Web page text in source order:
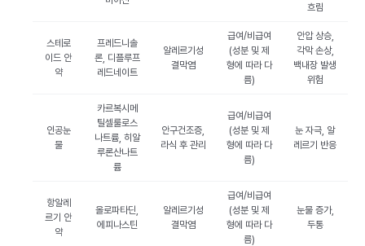
흐림
스테로
이드 안
약
프레드니솔
론, 디플루프
레드네이트
알레르기성
결막염
급여/비급여
(성분 및 제
형에 따라 다
름)
안압 상승,
각막 손상,
백내장 발생
위험
인공눈
물
카르복시메
틸셀룰로스
나트륨, 히알
루론산나트
륨
안구건조증,
라식 후 관리
급여/비급여
(성분 및 제
형에 따라 다
름)
눈 자극, 알
레르기 반응
항알레
르기 안
약
올로파타딘,
에피나스틴
알레르기성
결막염
급여/비급여
(성분 및 제
형에 따라 다
름)
눈물 증가,
두통